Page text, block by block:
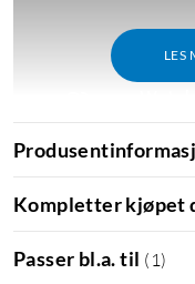
LES
Funksjoner
spillopplevelser
Kompletter kjøpet
Passer bl.a. til ( 1 )